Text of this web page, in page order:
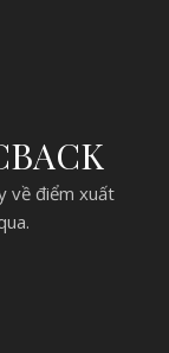
về điểm xuất